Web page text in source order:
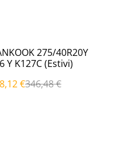
275/40R20Y
Y K127C (Estivi)
€346,48 €